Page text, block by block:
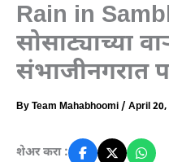
Rain in
सोसाट्याच्या
संभाजीनगरात
ByTeam Mahabhoomi/ April 20,
शेअर करा :